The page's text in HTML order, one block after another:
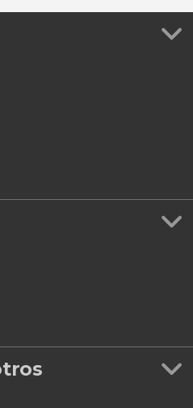
de Londres
Londres
el centro de Londres
de Historia Natural
de Londres
de la Corona + Palacio
por el Támesis